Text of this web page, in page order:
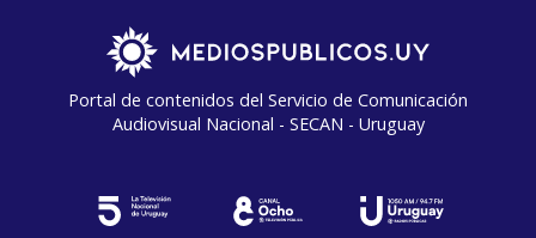
Portal de contenidos del Servicio de Comunicación
Audiovisual Nacional - SECAN - Uruguay